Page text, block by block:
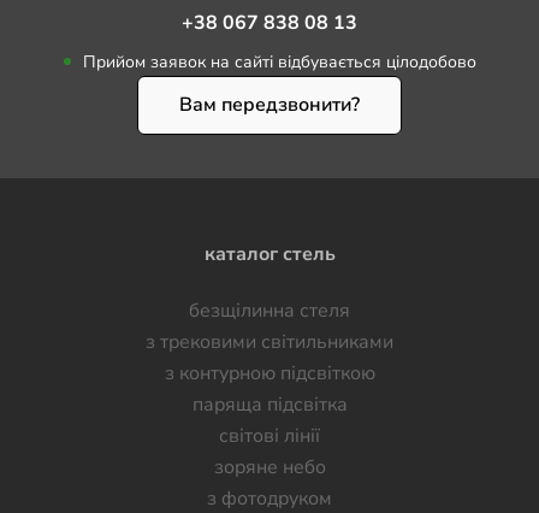
+38 067 838 08 13
Прийом заявок на сайті відбувається цілодобово
Вам передзвонити?
каталог стель
безщілинна стеля
з трековими світильниками
з контурною підсвіткою
паряща підсвітка
світові лінії
зоряне небо
з фотодруком